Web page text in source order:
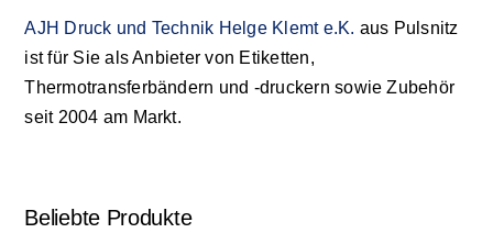
AJH Druck und Technik Helge Klemt e.K. aus Pulsnitz
ist für Sie als Anbieter von Etiketten,
Thermotransferbändern und -druckern sowie Zubehör
seit 2004 am Markt.
Beliebte Produkte